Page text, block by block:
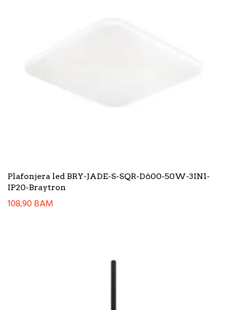
Plafonjera led BRY-JADE-S-SQR-D600-50W-3IN1-
IP20-Braytron
108,90BAM